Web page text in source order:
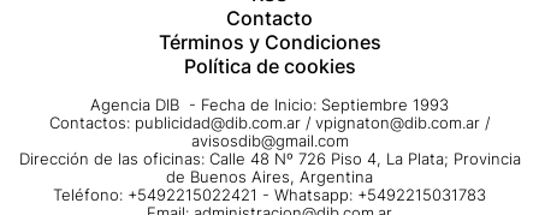
Contacto
Términos y Condiciones
Política de cookies
Agencia DIB - Fecha de Inicio: Septiembre 1993
Contactos: publicidad@dib.com.ar / vpignaton@dib.com.ar /
avisosdib@gmail.com
Dirección de las oficinas: Calle 48 Nº 726 Piso 4, La Plata; Provincia
de Buenos Aires, Argentina
Teléfono: +5492215022421 - Whatsapp: +5492215031783